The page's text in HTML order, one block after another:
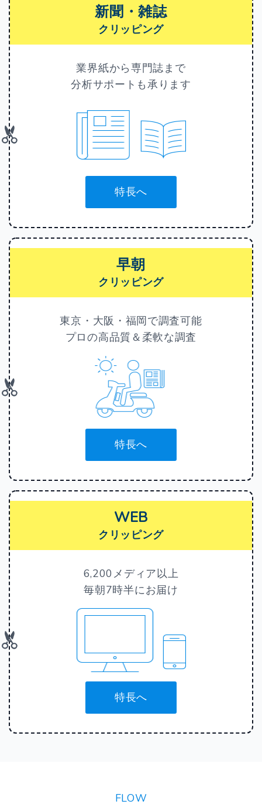
新聞・雑誌
クリッピング
業界紙から専門誌まで
分析サポートも承ります
特長へ
早朝
クリッピング
東京・大阪・福岡で調査可能
プロの高品質＆柔軟な調査
特長へ
WEB
クリッピング
6,200メディア以上
毎朝7時半にお届け
特長へ
FLOW